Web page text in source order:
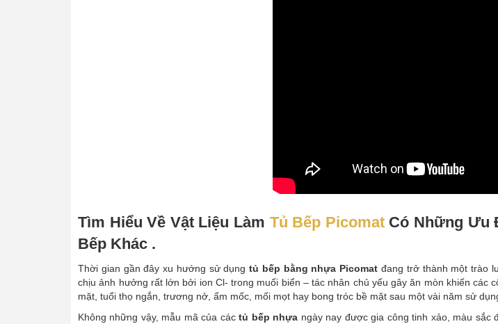
Tìm Hiểu Về Vật Liệu Làm Tủ Bếp PicomatCó Những Ưu
Bếp Khác .
Thời gian gần đây xu hướng sử dụng tủ bếp bằng nhựa Picomatđang trở thành một trào
chịu ảnh hưởng rất lớn bởi ion Cl- trong muối biển – tác nhân chủ yếu gây ăn mòn khiến
mặt, tuổi thọ ngắn, trương nở, ẩm mốc, mối mọt hay bong tróc bề mặt sau một vài năm sử
Không những vậy, mẫu mã của cáctủ bếp nhựa ngày nay được gia công tinh xảo, màu sắc